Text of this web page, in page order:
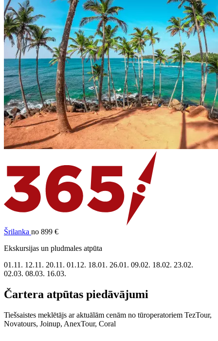
Šrilanka no 899 €
Ekskursijas un pludmales atpūta
01.11. 12.11. 20.11. 01.12. 18.01. 26.01. 09.02. 18.02. 23.02.
02.03. 08.03. 16.03.
Čartera atpūtas piedāvājumi
Tiešsaistes meklētājs ar aktuālām cenām no tūroperatoriem TezTour,
Novatours, Joinup, AnexTour, Coral